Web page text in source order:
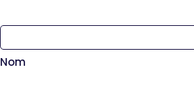
Nom